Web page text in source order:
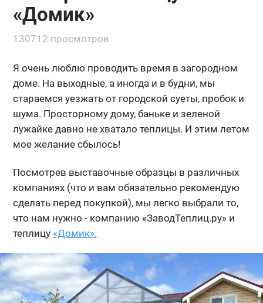
«Домик»
130712 просмотров
Я очень люблю проводить время в загородном
доме. На выходные, а иногда и в будни, мы
стараемся уезжать от городской суеты, пробок и
шума. Просторному дому, баньке и зеленой
лужайке давно не хватало теплицы. И этим летом
мое желание сбылось!
Посмотрев выставочные образцы в различных
компаниях (что и вам обязательно рекомендую
сделать перед покупкой), мы легко выбрали то,
что нам нужно - компанию «ЗаводТеплиц.ру» и
теплицу «Домик».